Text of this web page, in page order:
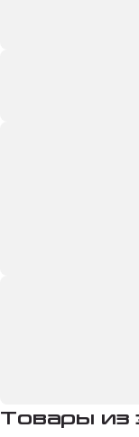
Товары из